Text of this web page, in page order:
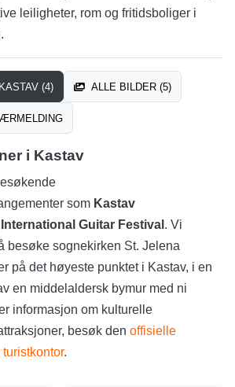
leiligheter, rom og fritidsboliger i
(4) ALLE BILDER (5)
i Kastav
som Kastav
International Guitar Festival . Vi
besøke sognekirken St. Jelena
på det høyeste punktet i Kastav, i en
en middelaldersk bymur med ni
informasjon om kulturelle
besøk den offisielle
.